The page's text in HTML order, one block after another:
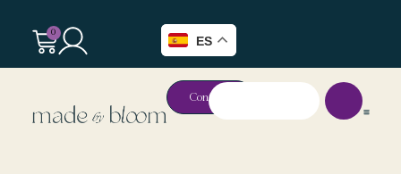
ES
0
Contacto